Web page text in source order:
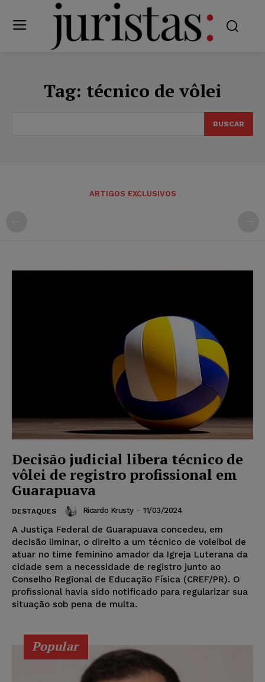
Tag: técnico de vôlei
BUSCAR
ARTIGOS EXCLUSIVOS
Decisão judicial libera técnico de
vôlei de registro profissional em
Guarapuava
DESTAQUES Ricardo Krusty - 11/03/2024
A Justiça Federal de Guarapuava concedeu, em
decisão liminar, o direito a um técnico de voleibol de
atuar no time feminino amador da Igreja Luterana da
cidade sem a necessidade de registro junto ao
Conselho Regional de Educação Física (CREF/PR). O
profissional havia sido notificado para regularizar sua
situação sob pena de multa.
Popular